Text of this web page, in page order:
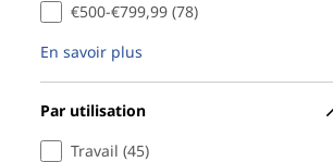
€500-€799,99 (78)
En savoir plus
Par utilisation
Travail (45)